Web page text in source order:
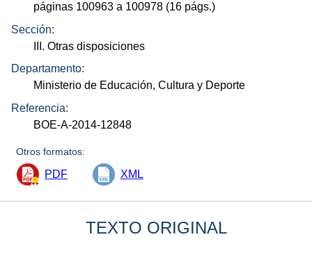
páginas 100963 a 100978 (16 págs.)
Sección:
III. Otras disposiciones
Departamento:
Ministerio de Educación, Cultura y Deporte
Referencia:
BOE-A-2014-12848
Otros formatos:
PDF XML
TEXTO ORIGINAL